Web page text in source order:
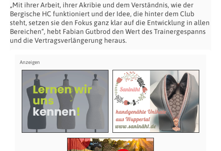
„Mit ihrer Arbeit, ihrer Akribie und dem Verständnis, wie der
Bergische HC funktioniert und der Idee, die hinter dem Club
steht, setzen sie den Fokus ganz klar auf die Entwicklung in allen
Bereichen“, hebt Fabian Gutbrod den Wert des Trainergespanns
und die Vertragsverlängerung heraus.